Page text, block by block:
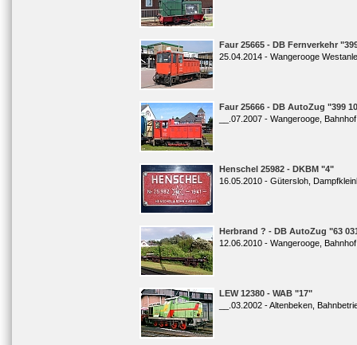
Faur 25665 - DB Fernverkehr
25.04.2014 - Wangerooge
Faur 25666 - DB AutoZug "399
__.07.2007 - Wangerooge,
Henschel 25982 - DKBM "4"
16.05.2010 - Gütersloh,
Herbrand ? - DB AutoZug "63
12.06.2010 - Wangerooge, Bahnhof
LEW 12380 - WAB "17"
__.03.2002 - Altenbeken,